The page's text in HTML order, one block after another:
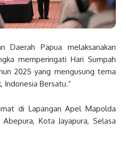
Daerah Papua melaksanakan
memperingati Hari Sumpah
2025 yang mengusung tema
Indonesia Bersatu.”
di Lapangan Apel Mapolda
Kota Jayapura, Selasa